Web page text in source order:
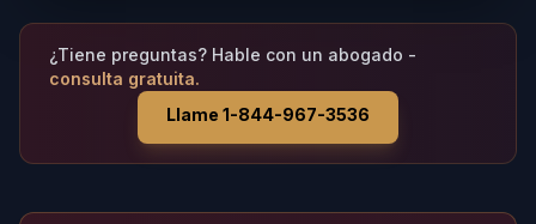
¿Tiene preguntas? Hable con un abogado -
consulta gratuita.
Llame 1-844-967-3536